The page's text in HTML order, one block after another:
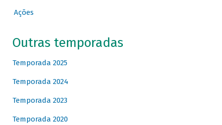
Ações
Outras temporadas
Temporada 2025
Temporada 2024
Temporada 2023
Temporada 2020